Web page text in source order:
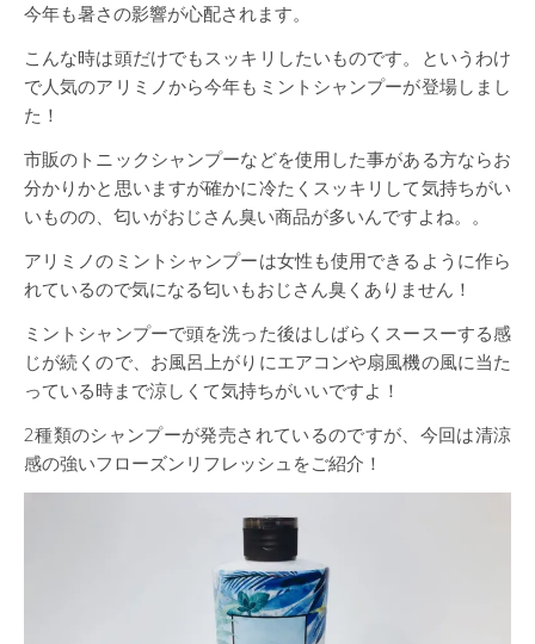
今年も暑さの影響が心配されます。
こんな時は頭だけでもスッキリしたいものです。というわけ
で人気のアリミノから今年もミントシャンプーが登場しまし
た！
市販のトニックシャンプーなどを使用した事がある方ならお
分かりかと思いますが確かに冷たくスッキリして気持ちがい
いものの、匂いがおじさん臭い商品が多いんですよね。。
アリミノのミントシャンプーは女性も使用できるように作ら
れているので気になる匂いもおじさん臭くありません！
ミントシャンプーで頭を洗った後はしばらくスースーする感
じが続くので、お風呂上がりにエアコンや扇風機の風に当た
っている時まで涼しくて気持ちがいいですよ！
2種類のシャンプーが発売されているのですが、今回は清涼
感の強いフローズンリフレッシュをご紹介！